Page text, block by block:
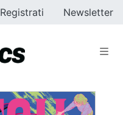
Registrati Newsletter